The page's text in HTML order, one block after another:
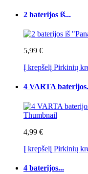
2 baterijos iš...
5,99 €
Į krepšelį Pirkinių
4 VARTA
4,99 €
Į krepšelį Pirkinių
4 baterijos...